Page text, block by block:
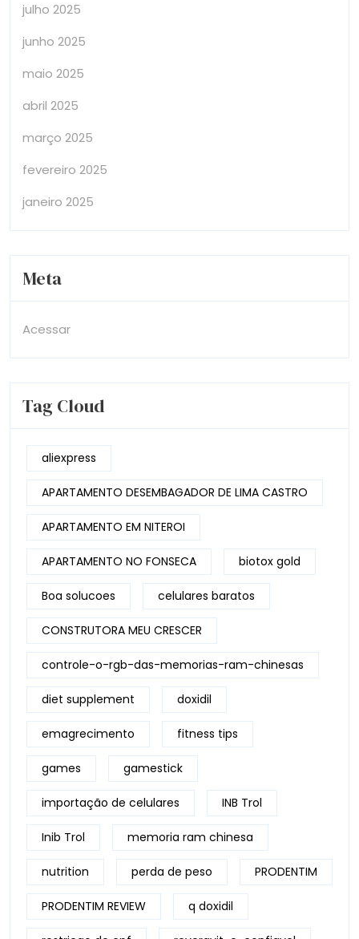
julho 2025
junho 2025
maio 2025
abril 2025
março 2025
fevereiro 2025
janeiro 2025
Meta
Acessar
Tag Cloud
aliexpress
APARTAMENTO DESEMBAGADOR DE LIMA CASTRO
APARTAMENTO EM NITEROI
APARTAMENTO NO FONSECA biotox gold
Boa solucoes celulares baratos
CONSTRUTORA MEU CRESCER
controle-o-rgb-das-memorias-ram-chinesas
diet supplement doxidil
emagrecimento fitness tips
games gamestick
importação de celulares INB Trol
Inib Trol memoria ram chinesa
nutrition perda de peso PRODENTIM
PRODENTIM REVIEW q doxidil